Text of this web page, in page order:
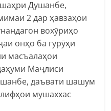
Душанбе,
2 дар ҳавзаҳои
вохӯриҳо
онҳо ба гурӯҳи
масъалаҳои
Маҷлиси
даъвати шашум
мушаххас